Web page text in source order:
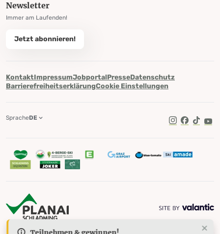
Newsletter
Immer am Laufenden!
Jetzt abonnieren!
KontaktImpressumJobportalPresseDatenschutz
BarrierefreiheitserklärungCookie Einstellungen
TikTok
SpracheDE